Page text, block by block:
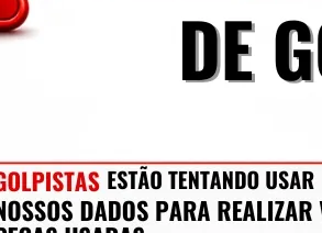
dúvidas possíveis.
feira até às 13:30h. Compras após
despachadas para todo Brasil.
estão sujeitas à cobrança de